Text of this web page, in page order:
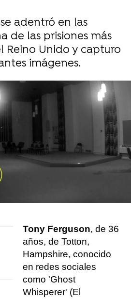
adentró en las
de las prisiones más
Reino Unido y capturo
imágenes.
septiembre de 2021, 14:32
Tony Ferguson, de 36
años, de Totton,
Hampshire, conocido
en redes sociales
como 'Ghost
Whisperer' (El